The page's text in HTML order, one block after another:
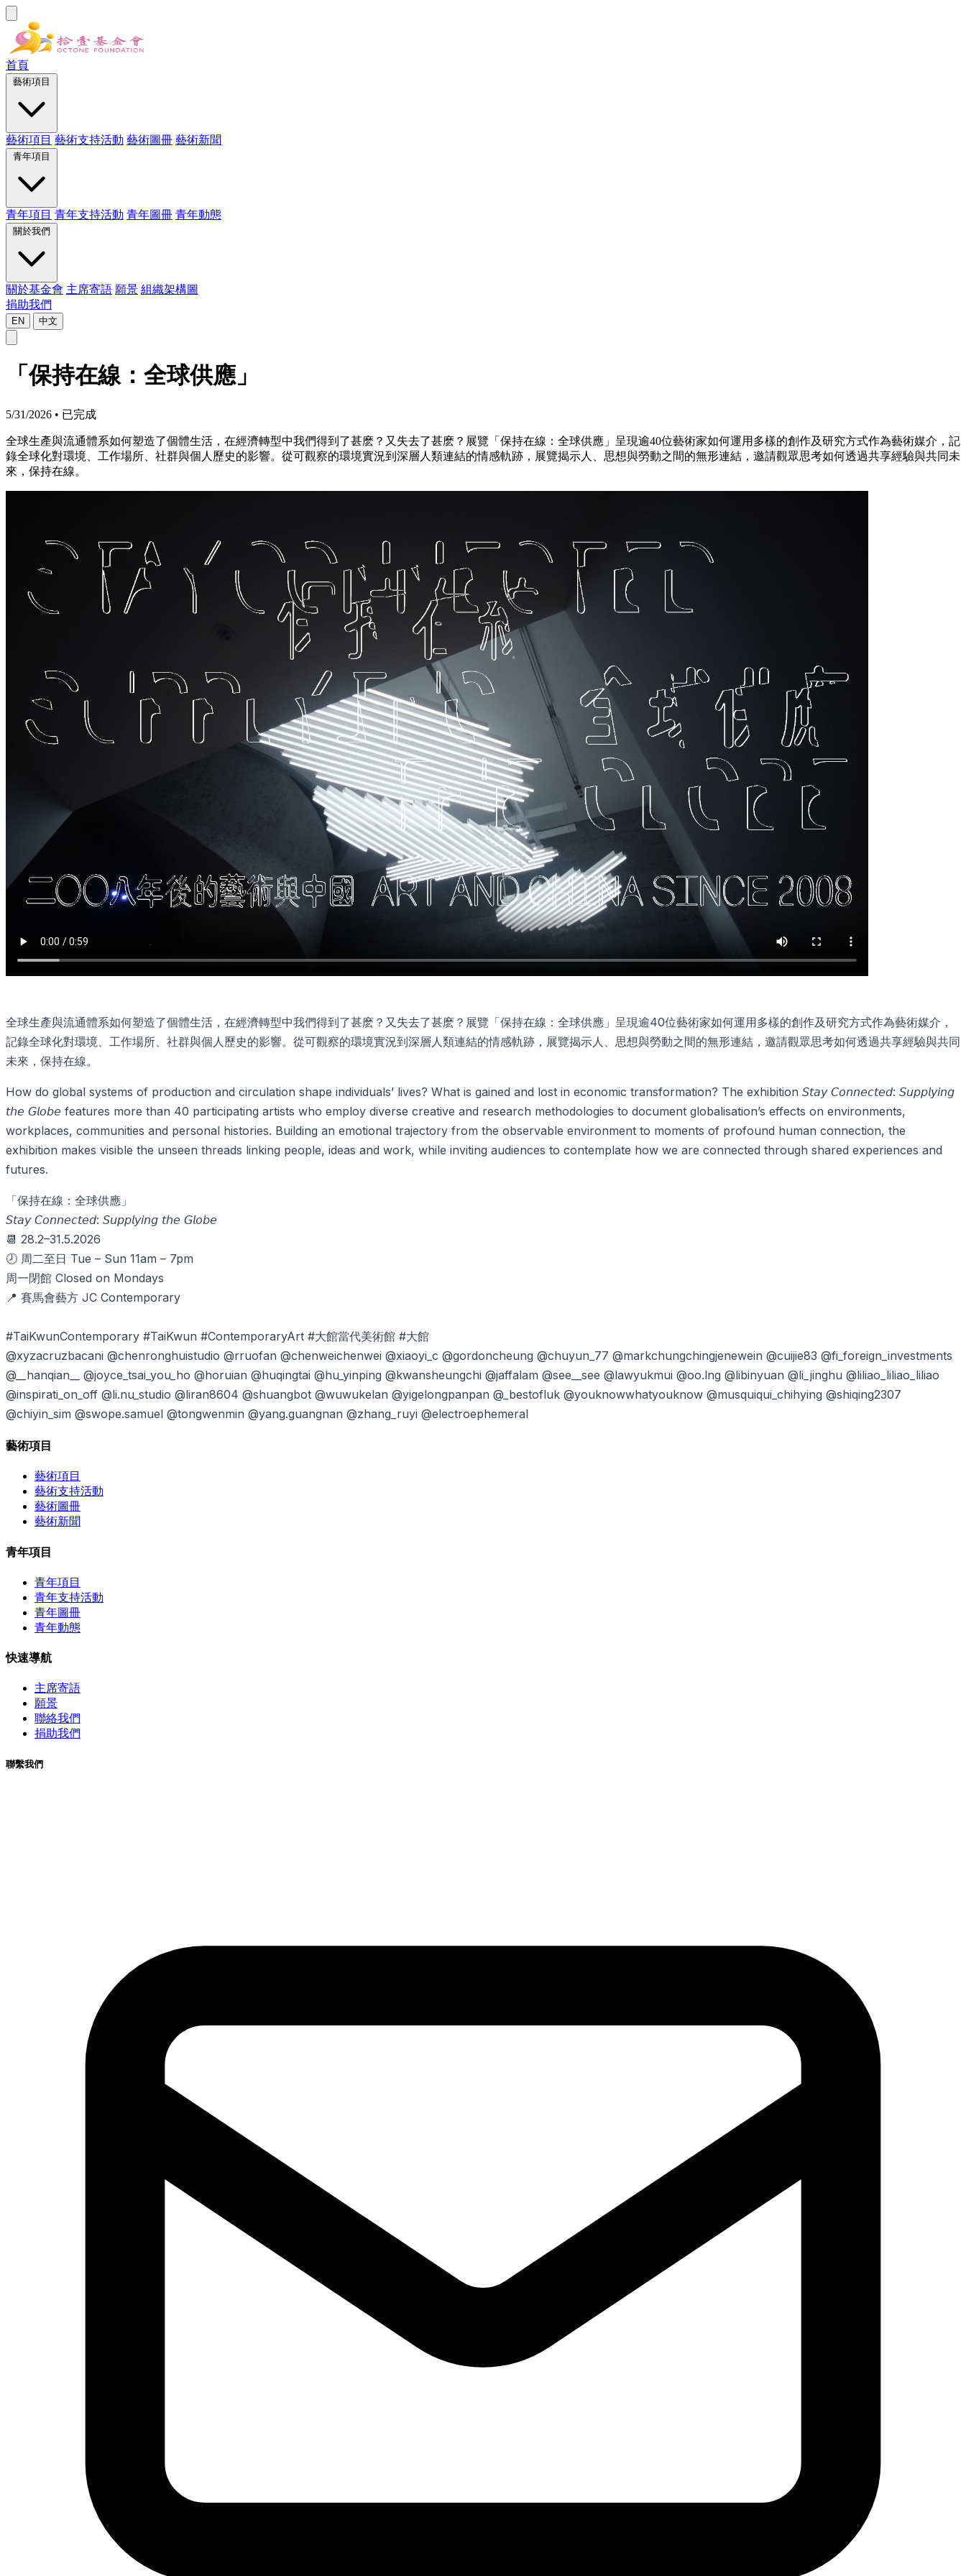
首頁
藝術項目 藝術支持活動 藝術圖冊 藝術新聞
青年項目 青年支持活動 青年圖冊 青年動態
關於基金會 主席寄語 願景 組織架構圖
捐助我們
EN 中文
「保持在線：全球供應」
5/31/2026 • 已完成
全球生產與流通體系如何塑造了個體生活，在經濟轉型中我們得到了甚麽？又失去了甚麽？展覽「保持在線：全球供應」⁠呈現逾40位藝術家如何運用多樣的創作及研究方式作為藝術媒介，記
錄全球化對環境、工作場所、社群與個人歷史的影響。從可觀察的環境實況到深層人類連結的情感軌跡，展覽揭示人、思想與勞動之間的無形連結，邀請觀眾思考如何透過共享經驗與共同未
來，保持在線。
全球生產與流通體系如何塑造了個體生活，在經濟轉型中我們得到了甚麽？又失去了甚麽？展覽「保持在線：全球供應」⁠呈現逾40位藝術家如何運用多樣的創作及研究方式作為藝術媒介，
記錄全球化對環境、工作場所、社群與個人歷史的影響。從可觀察的環境實況到深層人類連結的情感軌跡，展覽揭示人、思想與勞動之間的無形連結，邀請觀眾思考如何透過共享經驗與共同
未來，保持在線。
How do global systems of production and circulation shape individuals’ lives? What is gained and lost in economic transformation? The exhibition 𝘚𝘵𝘢𝘺 𝘊𝘰𝘯𝘯𝘦𝘤𝘵𝘦𝘥: 𝘚𝘶𝘱𝘱𝘭𝘺𝘪𝘯𝘨
𝘵𝘩𝘦 𝘎𝘭𝘰𝘣𝘦 features more than 40 participating artists who employ diverse creative and research methodologies to document globalisation’s effects on environments,
workplaces, communities and personal histories. Building an emotional trajectory from the observable environment to moments of profound human connection, the
exhibition makes visible the unseen threads linking people, ideas and work, while inviting audiences to contemplate how we are connected through shared experiences and
futures.
「保持在線：全球供應」⁠
𝘚𝘵𝘢𝘺 𝘊𝘰𝘯𝘯𝘦𝘤𝘵𝘦𝘥: 𝘚𝘶𝘱𝘱𝘭𝘺𝘪𝘯𝘨 𝘵𝘩𝘦 𝘎𝘭𝘰𝘣𝘦
📆 28.2–31.5.2026
🕗 周二至日 Tue – Sun 11am – 7pm
周一閉館 Closed on Mondays
📍 賽馬會藝方 JC Contemporary
#TaiKwunContemporary #TaiKwun #ContemporaryArt #大館當代美術館 #大館
@xyzacruzbacani @chenronghuistudio @rruofan @chenweichenwei @xiaoyi_c @gordoncheung @chuyun_77 @markchungchingjenewein @cuijie83 @fi_foreign_investments
@__hanqian__ @joyce_tsai_you_ho @horuian @huqingtai @hu_yinping @kwansheungchi @jaffalam @see__see @lawyukmui @oo.lng @libinyuan @li_jinghu @liliao_liliao_liliao
@inspirati_on_off @li.nu_studio @liran8604 @shuangbot @wuwukelan @yigelongpanpan @_bestofluk @youknowwhatyouknow @musquiqui_chihying @shiqing2307
@chiyin_sim @swope.samuel @tongwenmin @yang.guangnan @zhang_ruyi @electroephemeral
藝術項目
藝術項目
藝術支持活動
藝術圖冊
藝術新聞
青年項目
青年項目
青年支持活動
青年圖冊
青年動態
快速導航
主席寄語
願景
聯絡我們
捐助我們
聯繫我們